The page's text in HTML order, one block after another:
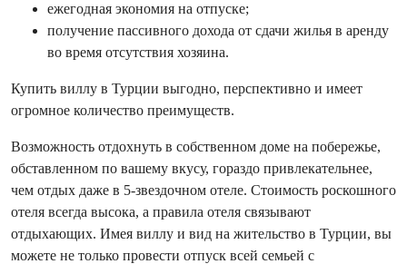
ежегодная экономия на отпуске;
получение пассивного дохода от сдачи жилья в аренду
во время отсутствия хозяина.
Купить виллу в Турции выгодно, перспективно и имеет
огромное количество преимуществ.
Возможность отдохнуть в собственном доме на побережье,
обставленном по вашему вкусу, гораздо привлекательнее,
чем отдых даже в 5-звездочном отеле. Стоимость роскошного
отеля всегда высока, а правила отеля связывают
отдыхающих. Имея виллу и вид на жительство в Турции, вы
можете не только провести отпуск всей семьей с